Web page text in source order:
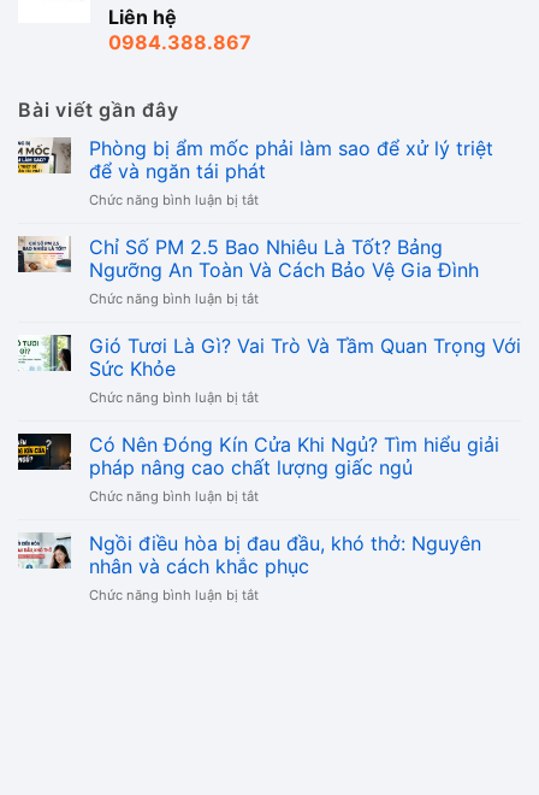
Liên hệ
0984.388.867
Bài viết gần đây
Phòng bị ẩm mốc phải làm sao để xử lý triệt
để và ngăn tái phát
Chức năng bình luận bị tắtở
bị
ẩm
mốc
phải
sao
lý
để
và
tái
Chỉ Số PM 2.5 Bao Nhiêu Là Tốt? Bảng
Ngưỡng An Toàn Và Cách Bảo Vệ Gia Đình
Chức năng bình luận bị tắtở
Số
PM
Bao
Là
Tốt?
Bảng
Ngưỡng
Toàn
Và
Cách
Bảo
Gió Tươi Là Gì? Vai Trò Và Tầm Quan Trọng Với
Sức Khỏe
Chức năng bình luận bị tắtở
Tươi
Là
Gì?
Vai
Và
Tầm
Quan
Trọng
Có Nên Đóng Kín Cửa Khi Ngủ? Tìm hiểu giải
pháp nâng cao chất lượng giấc ngủ
Chức năng bình luận bị tắtở
Nên
Đóng
Kín
Cửa
Ngồi điều hòa bị đau đầu, khó thở: Nguyên
nhân và cách khắc phục
Chức năng bình luận bị tắtở